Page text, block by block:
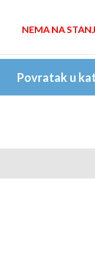
NEMA NA
Povratak u